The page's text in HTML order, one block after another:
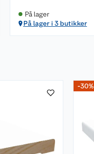
På lager
På lager i 3 butikker
-30%